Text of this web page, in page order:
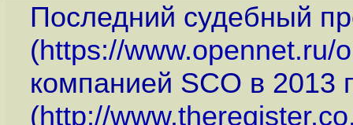
Последний судебный
(https://www.opennet.ru/
компанией SCO в 2013
(http://